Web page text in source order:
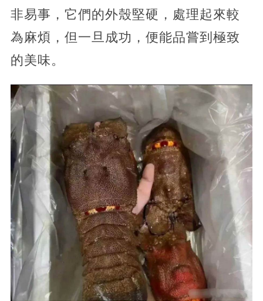
非易事，它們的外殼堅硬，處理起來較
為麻煩，但一旦成功，便能品嘗到極致
的美味。